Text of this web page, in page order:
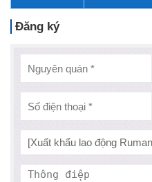
Đăng ký